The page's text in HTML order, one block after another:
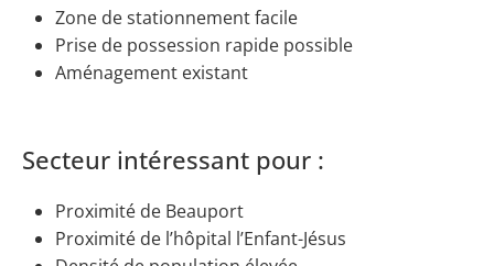
Zone de stationnement facile
Prise de possession rapide possible
Aménagement existant
Secteur intéressant pour :
Proximité de Beauport
Proximité de l’hôpital l’Enfant-Jésus